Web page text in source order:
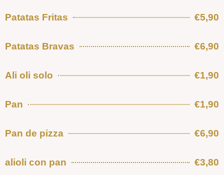
Patatas Fritas €5,90
Patatas Bravas €6,90
Ali oli solo €1,90
Pan €1,90
Pan de pizza €6,90
alioli con pan €3,80